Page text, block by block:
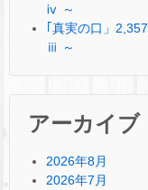
ⅳ ～
｢真実の口」
ⅲ ～
アーカイブ
2026年8月
2026年7月